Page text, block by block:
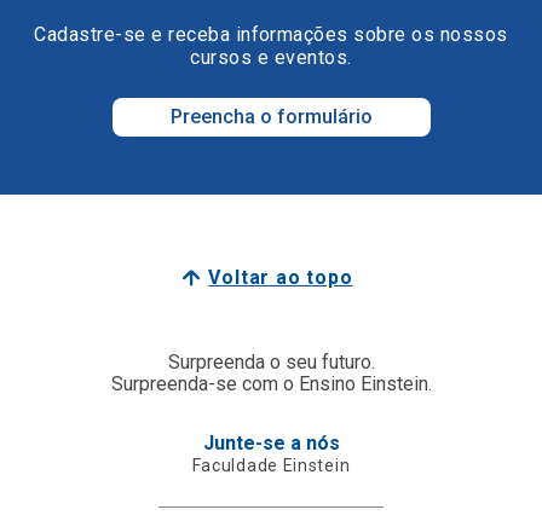
Cadastre-se e receba informações sobre os nossos
cursos e eventos.
Preencha o formulário
Voltar ao topo
Surpreenda o seu futuro.
Surpreenda-se com o Ensino Einstein.
Junte-se a nós
Faculdade Einstein